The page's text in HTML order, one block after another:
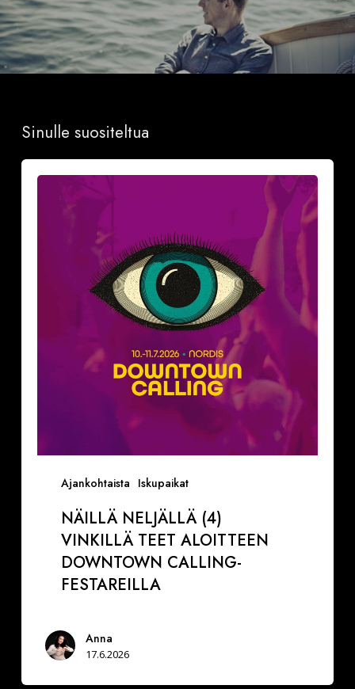
Sinulle suositeltua
Ajankohtaista Iskupaikat
NÄILLÄ NELJÄLLÄ (4)
VINKILLÄ TEET ALOITTEEN
DOWNTOWN CALLING-
FESTAREILLA
Anna
17.6.2026